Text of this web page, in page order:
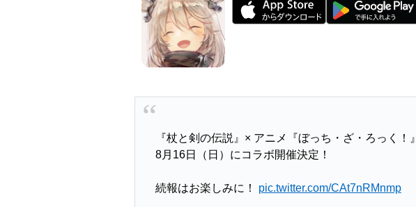
『杖と剣の伝説』× アニメ『ぼっち・ざ・ろっく！』
8月16日（日）にコラボ開催決定！
続報はお楽しみに！ pic.twitter.com/CAt7nRMnmp